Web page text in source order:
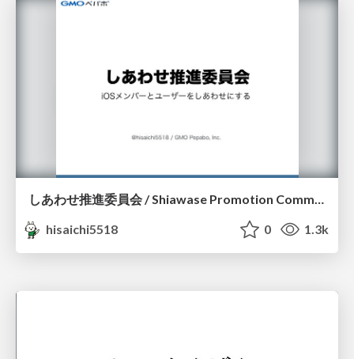
しあわせ推進委員会 / Shiawase Promotion Committee
hisaichi5518
0 1.3k